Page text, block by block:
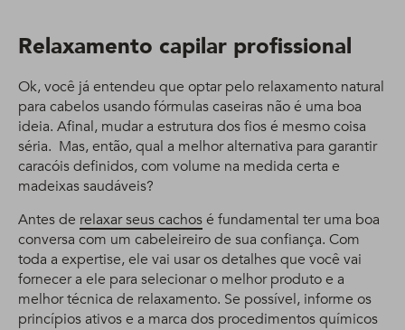
Relaxamento capilar profissional
Ok, você já entendeu que optar pelo relaxamento natural
para cabelos usando fórmulas caseiras não é uma boa
ideia. Afinal, mudar a estrutura dos fios é mesmo coisa
séria. Mas, então, qual a melhor alternativa para garantir
caracóis definidos, com volume na medida certa e
madeixas saudáveis?
Antes de relaxar seus cachosé fundamental ter uma boa
conversa com um cabeleireiro de sua confiança. Com
toda a expertise, ele vai usar os detalhes que você vai
fornecer a ele para selecionar o melhor produto e a
melhor técnica de relaxamento. Se possível, informe os
princípios ativos e a marca dos procedimentos químicos